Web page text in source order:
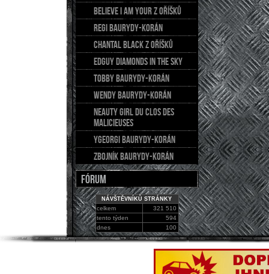
BELIEVE I AM YOUR z Oříšků
REGI Baurydy-Korán
CHANTAL Black z Oříšků
EDGUY Diamonds in the sky
TOBBY Baurydy-Korán
WENDY Baurydy-Korán
NEAUTY GIRL du Clos des
Malicieuses
YGEORGI Baurydy-Korán
ZBOJNÍK Baurydy-Korán
FÓRUM
NÁVŠTĚVNÍKŮ STRÁNKY
celkem
321 510
tento týden
594
dnes
100